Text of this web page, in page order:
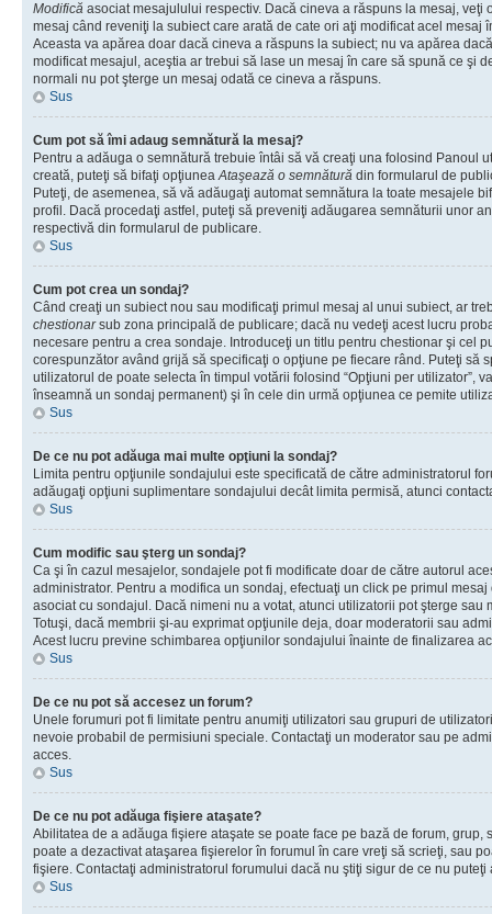
Modifică asociat mesajulului respectiv. Dacă cineva a răspuns la mesaj, veţi
mesaj când reveniţi la subiect care arată de cate ori aţi modificat acel mesaj
Aceasta va apărea doar dacă cineva a răspuns la subiect; nu va apărea
modificat mesajul, aceştia ar trebui să lase un mesaj în care să spună ce şi
normali nu pot şterge un mesaj odată ce cineva a răspuns.
Sus
Cum pot să îmi adaug semnătură la mesaj?
Pentru a adăuga o semnătură trebuie întâi să vă creaţi una folosind Panoul
creată, puteţi să bifaţi opţiuneaAtaşează o semnătură din formularul de
Puteţi, de asemenea, să vă adăugaţi automat semnătura la toate mesajele
profil. Dacă procedaţi astfel, puteţi să preveniţi adăugarea semnăturii unor
respectivă din formularul de publicare.
Sus
Cum pot crea un sondaj?
Când creaţi un subiect nou sau modificaţi primul mesaj al unui subiect, ar
chestionarsub zona principală de publicare; dacă nu vedeţi acest lucru
necesare pentru a crea sondaje. Introduceţi un titlu pentru chestionar şi cel
corespunzător având grijă să specificaţi o opţiune pe fiecare rând. Puteţi să
utilizatorul de poate selecta în timpul votării folosind “Opţiuni per utilizator”,
înseamnă un sondaj permanent) şi în cele din urmă opţiunea ce pemite
Sus
De ce nu pot adăuga mai multe opţiuni la sondaj?
Limita pentru opţiunile sondajului este specificată de către administratorul
adăugaţi opţiuni suplimentare sondajului decât limita permisă, atunci
Sus
Cum modific sau şterg un sondaj?
Ca şi în cazul mesajelor, sondajele pot fi modificate doar de către autorul
administrator. Pentru a modifica un sondaj, efectuaţi un click pe primul
asociat cu sondajul. Dacă nimeni nu a votat, atunci utilizatorii pot şterge
Totuşi, dacă membrii şi-au exprimat opţiunile deja, doar moderatorii sau
Acest lucru previne schimbarea opţiunilor sondajului înainte de finalizarea
Sus
De ce nu pot să accesez un forum?
Unele forumuri pot fi limitate pentru anumiţi utilizatori sau grupuri de
nevoie probabil de permisiuni speciale. Contactaţi un moderator sau pe
acces.
Sus
De ce nu pot adăuga fişiere ataşate?
Abilitatea de a adăuga fişiere ataşate se poate face pe bază de forum, grup,
poate a dezactivat ataşarea fişierelor în forumul în care vreţi să scrieţi, sau
fişiere. Contactaţi administratorul forumului dacă nu ştiţi sigur de ce nu
Sus